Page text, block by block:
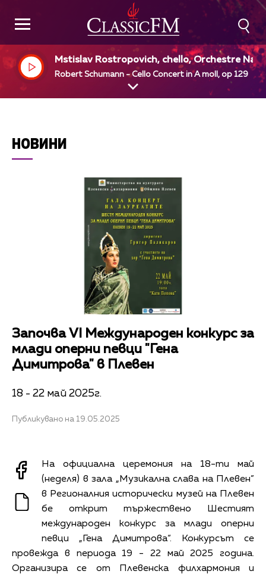
Mstislav Rostropovich, chello, Orchestre
nal de France, Leonard Bernstein, dir
Robert Schumann - Cello Concert in A moll, op 129
НОВИНИ
Започва VI Международен конкурс за
млади оперни певци "Гена
Димитрова" в Плевен
18 - 22 май 2025г.
Публикувано на 19.05.2025
На официална церемония на 18-ти май
(неделя) в зала „Музикална слава на Плевен”
в Регионалния исторически музей на Плевен
бе открит тържествено Шестият
международен конкурс за млади оперни
певци „Гена Димитрова“. Конкурсът се
провежда в периода 19 - 22 май 2025 година.
Организира се от Плевенска филхармония и